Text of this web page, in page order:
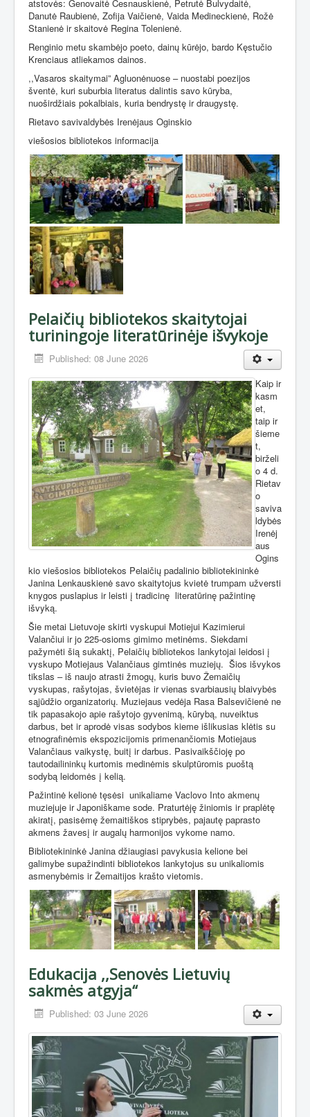
atstovės: Genovaitė Česnauskienė, Petrutė Bulvydaitė,
Danutė Raubienė, Zofija Vaičienė, Vaida Medineckienė, Rožė
Stanienė ir skaitovė Regina Tolenienė.
Renginio metu skambėjo poeto, dainų kūrėjo, bardo Kęstučio
Krenciaus atliekamos dainos.
,,Vasaros skaitymai” Agluonėnuose – nuostabi poezijos
šventė, kuri suburbia literatus dalintis savo kūryba,
nuoširdžiais pokalbiais, kuria bendrystę ir draugystę.
Rietavo savivaldybės Irenėjaus Oginskio
viešosios bibliotekos informacija
Pelaičių bibliotekos skaitytojai
turiningoje literatūrinėje išvykoje
Published: 08 June 2026
Kaip ir
kasm
et,
taip ir
šieme
t,
birželi
o 4 d.
Rietav
o
saviva
ldybės
Irenėj
aus
Ogins
kio viešosios bibliotekos Pelaičių padalinio bibliotekininkė
Janina Lenkauskienė savo skaitytojus kvietė trumpam užversti
knygos puslapius ir leisti į tradicinę literatūrinę pažintinę
išvyką.
Šie metai Lietuvoje skirti vyskupui Motiejui Kazimierui
Valančiui ir jo 225-osioms gimimo metinėms. Siekdami
pažymėti šią sukaktį, Pelaičių bibliotekos lankytojai leidosi į
vyskupo Motiejaus Valančiaus gimtinės muziejų. Šios išvykos
tikslas – iš naujo atrasti žmogų, kuris buvo Žemaičių
vyskupas, rašytojas, švietėjas ir vienas svarbiausių blaivybės
sąjūdžio organizatorių. Muziejaus vedėja Rasa Balsevičienė ne
tik papasakojo apie rašytojo gyvenimą, kūrybą, nuveiktus
darbus, bet ir aprodė visas sodybos kieme išlikusias klėtis su
etnografinėmis ekspozicijomis primenančiomis Motiejaus
Valančiaus vaikystę, buitį ir darbus. Pasivaikščioję po
tautodailininkų kurtomis medinėmis skulptūromis puoštą
sodybą leidomės į kelią.
Pažintinė kelionė tęsėsi unikaliame Vaclovo Into akmenų
muziejuje ir Japoniškame sode. Praturtėję žiniomis ir praplėtę
akiratį, pasisėmę žemaitiškos stiprybės, pajautę paprasto
akmens žavesį ir augalų harmonijos vykome namo.
Bibliotekininkė Janina džiaugiasi pavykusia kelione bei
galimybe supažindinti bibliotekos lankytojus su unikaliomis
asmenybėmis ir Žemaitijos krašto vietomis.
Edukacija ,,Senovės Lietuvių
sakmės atgyja“
Published: 03 June 2026